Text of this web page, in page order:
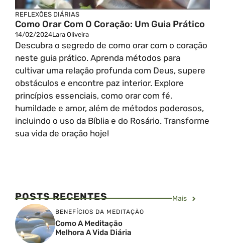
REFLEXÕES DIÁRIAS
Como Orar Com O Coração: Um Guia Prático
14/02/2024Lara Oliveira
Descubra o segredo de como orar com o coração
neste guia prático. Aprenda métodos para
cultivar uma relação profunda com Deus, supere
obstáculos e encontre paz interior. Explore
princípios essenciais, como orar com fé,
humildade e amor, além de métodos poderosos,
incluindo o uso da Bíblia e do Rosário. Transforme
sua vida de oração hoje!
POSTS RECENTES Mais
BENEFÍCIOS DA MEDITAÇÃO
Como A Meditação
Melhora A Vida Diária